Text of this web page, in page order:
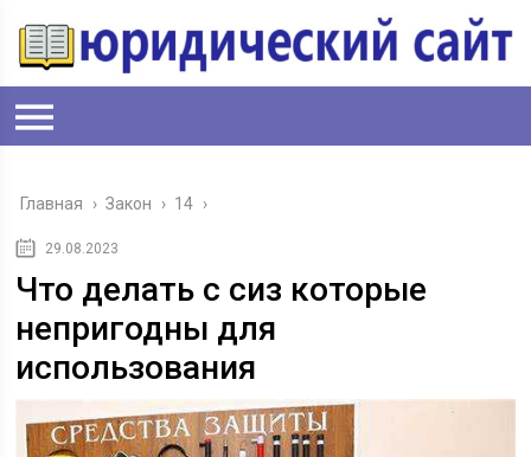
Главная › Закон › 14 ›
29.08.2023
Что делать с сиз которые
непригодны для
использования